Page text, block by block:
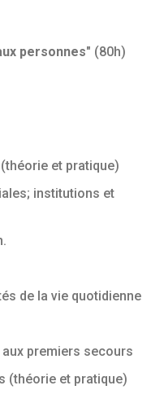
personnes" (80h)
et pratique)
institutions et
de la vie quotidienne
premiers secours
(théorie et pratique)